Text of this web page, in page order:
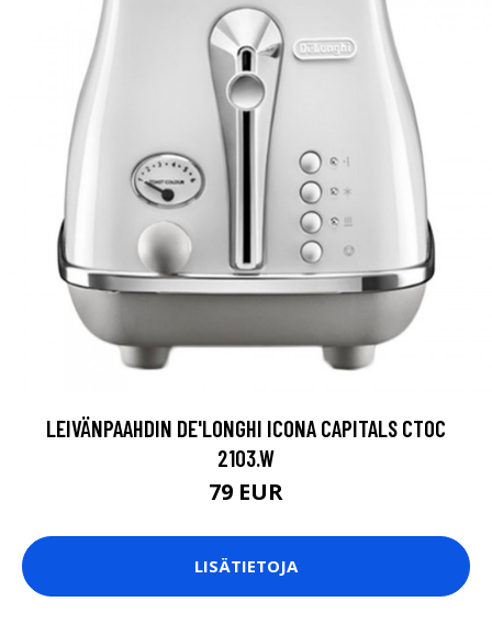
LEIVÄNPAAHDIN DE'LONGHI ICONA CAPITALS CTOC
2103.W
79 EUR
LISÄTIETOJA